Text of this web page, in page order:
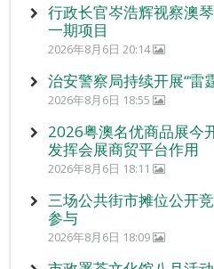
行政长官岑浩辉视察澳
一期项目
2026年8月6日 20:14
治安警察局持续开展“雷
2026年8月6日 18:55
2026粤澳名优商品展今
发挥会展商贸平台作用
2026年8月6日 18:11
三场公共街市摊位公开
参与
2026年8月6日 18:09